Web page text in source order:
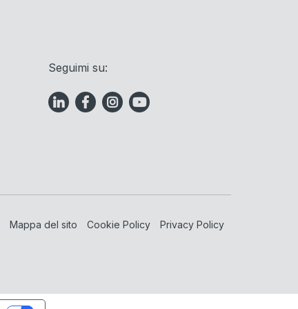
Seguimi su:
Mappa del sito Cookie Policy Privacy Policy